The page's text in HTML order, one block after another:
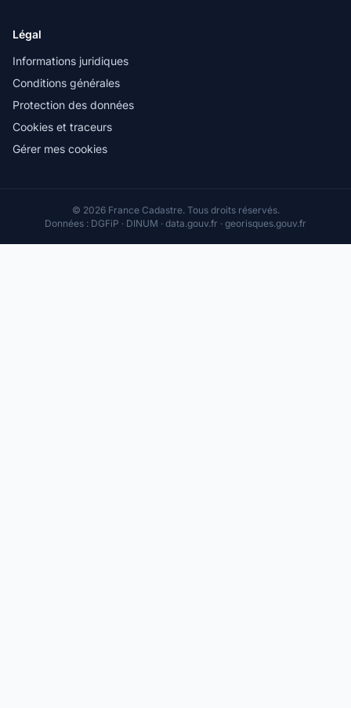
Légal
Informations juridiques
Conditions générales
Protection des données
Cookies et traceurs
Gérer mes cookies
© 2026 France Cadastre. Tous droits réservés.
Données : DGFiP · DINUM · data.gouv.fr · georisques.gouv.fr